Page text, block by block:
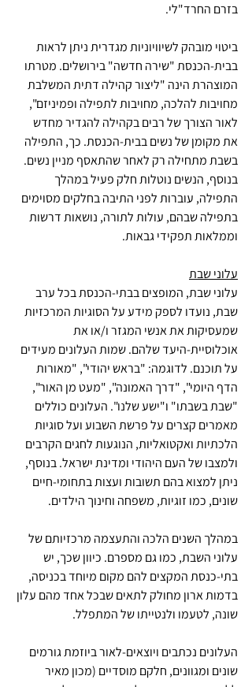
בזרם החרד"לי.
ביטוי מובהק לשיוויוניות מגדרית ניתן לראות
בבית-הכנסת "שירה חדשה" בירושלים. מטרתו
המוצהרת הינה "ליצור קהילה דתית המשלבת
מחויבות להלכה, מחויבות לתפילה ופמיניזם",
לאור הצורך של רבים בקהילה להגדיר מחדש
את מקומן של נשים בבית-הכנסת. כך, התפילה
בשבת מתחילה רק לאחר שהתאסף מניין נשים.
בנוסף, הנשים נוטלות חלק פעיל במהלך
התפילה, עוברות לפני התיבה בחלקים מסוימים
בתפילה שבהם, עולות לתורה, נושאות דרשות
וממלאות תפקידי גבאות.
עלוני שבת
עלוני שבת, המופצים בבתי-הכנסת בכל ערב
שבת, נועדו לספק מידע על הסוגיות המרכזיות
שמעסיקות את אנשי המגזר ו/או את
אוכלוסיית-היעד שלהם. שמות העלונים מעידים
על תוכנם. לדוגמה: "בראש יהודי", "מאורות
הדף היומי", "דרך האמונה", "מעט מן האור",
"שבת בשבתו" ו"ישע שלנו". העלונים כוללים
מאמרים קצרים על פרשת השבוע ועל סוגיות
הלכתיות ואקטואליות, הנוגעות לחגים הקרבים
ולמצבו של העם היהודי ומדינת ישראל. בנוסף,
ניתן למצוא בהם תשובות ועצות בתחומי-חיים
שונים, כמו זוגיות, משפחה וחינוך הילדים.
במהלך השנים הלכה והתעצמה מרכזיותם של
עלוני השבת, כמו גם מספרם. כיוון שכך, יש
בתי-כנסת המקצים להם מקום מיוחד בכניסה,
בדמות ארון מחולק לתאים שבכל אחד מהם עלון
שונה, לטעמו ולנטייתו של המתפלל.
העלונים נכתבים ויוצאים-לאור ביוזמת גורמים
שונים ומגוונים, חלקם מוסדיים (מכון מאיר